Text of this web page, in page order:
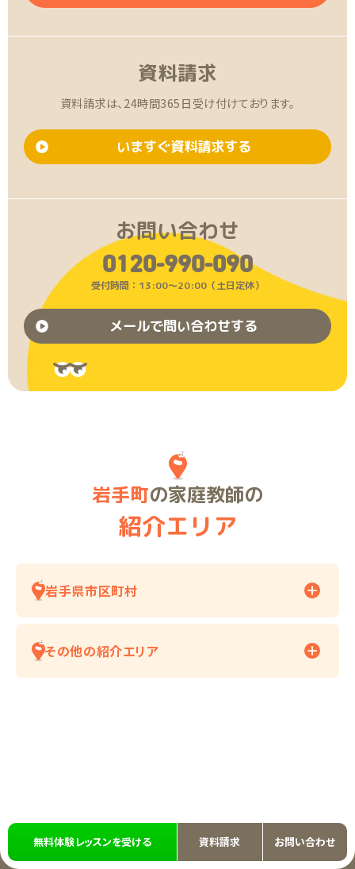
資料請求
資料請求は、24時間365日受け付けております。
いますぐ資料請求する
お問い合わせ
0120-990-090
受付時間：13:00〜20:00（土日定休）
メールで問い合わせする
岩手町の家庭教師の
紹介エリア
岩手県市区町村
その他の紹介エリア
無料体験レッスンを受ける 資料請求 お問い合わせ